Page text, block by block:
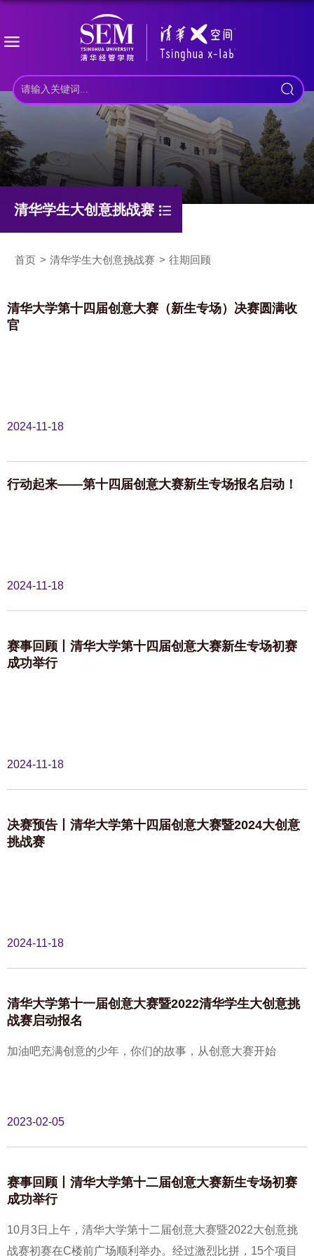
清华学生大创意挑战赛
首页 清华学生大创意挑战赛 往期回顾
清华大学第十四届创意大赛（新生专场）决赛圆满收
官
2024-11-18
行动起来——第十四届创意大赛新生专场报名启动！
2024-11-18
赛事回顾丨清华大学第十四届创意大赛新生专场初赛
成功举行
2024-11-18
决赛预告丨清华大学第十四届创意大赛暨2024大创意
挑战赛
2024-11-18
清华大学第十一届创意大赛暨2022清华学生大创意挑
战赛启动报名
加油吧充满创意的少年，你们的故事，从创意大赛开始
2023-02-05
赛事回顾丨清华大学第十二届创意大赛新生专场初赛
成功举行
10月3日上午，清华大学第十二届创意大赛暨2022大创意挑
战赛初赛在C楼前广场顺利举办。经过激烈比拼，15个项目